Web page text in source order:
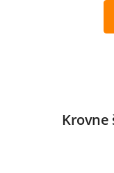
Krovne